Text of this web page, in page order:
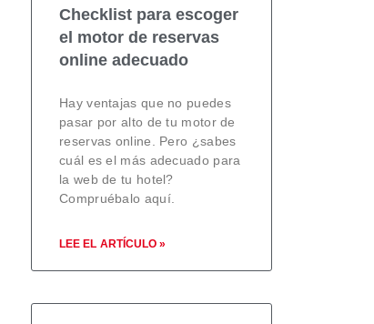
Checklist para escoger
el motor de reservas
online adecuado
Hay ventajas que no puedes
pasar por alto de tu motor de
reservas online. Pero ¿sabes
cuál es el más adecuado para
la web de tu hotel?
Compruébalo aquí.
LEE EL ARTÍCULO »